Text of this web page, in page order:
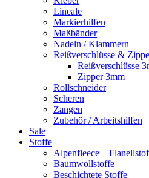
Lineale
Markierhilfen
Maßbänder
Nadeln / Klammern
Reißverschlüsse &
Reißverschlüsse
Zipper 3mm
Rollschneider
Scheren
Zangen
Zubehör / Arbeitshilfen
Sale
Stoffe
Alpenfleece –
Baumwollstoffe
Beschichtete Stoffe